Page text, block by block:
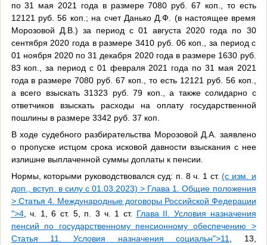
по 31 мая 2021 года в размере 7080 руб. 67 коп., то есть
12121 руб. 56 коп.; на счет Данько Д.Ф. (в настоящее время
Морозовой Д.В.) за период с 01 августа 2020 года по 30
сентября 2020 года в размере 3410 руб. 06 коп., за период с
01 ноября 2020 по 31 декабря 2020 года в размере 1630 руб.
83 коп., за период с 01 февраля 2021 года по 31 мая 2021
года в размере 7080 руб. 67 коп., то есть 12121 руб. 56 коп.,
а всего взыскать 31323 руб. 79 коп., а также солидарно с
ответчиков взыскать расходы на оплату государственной
пошлины в размере 3342 руб. 37 коп.
В ходе судебного разбирательства Морозовой Д.А. заявлено
о пропуске истцом срока исковой давности взыскания с нее
излишне выплаченной суммы доплаты к пенсии.
Нормы, которыми руководствовался суд: п. 8 ч. 1 ст.(с изм. и
доп., вступ. в силу с 01.03.2023) > Глава 1. Общие положения
> Статья 4. Международные договоры Российской Федерации
">4, ч. 1, 6 ст. 5, п. 3 ч. 1 ст. Глава II. Условия назначения
пенсий по государственному пенсионному обеспечению >
Статья 11. Условия назначения социальн">11, 13,